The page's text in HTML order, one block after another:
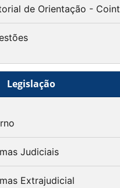
de Orientação - Coint
Legislação
Judiciais
Extrajudicial